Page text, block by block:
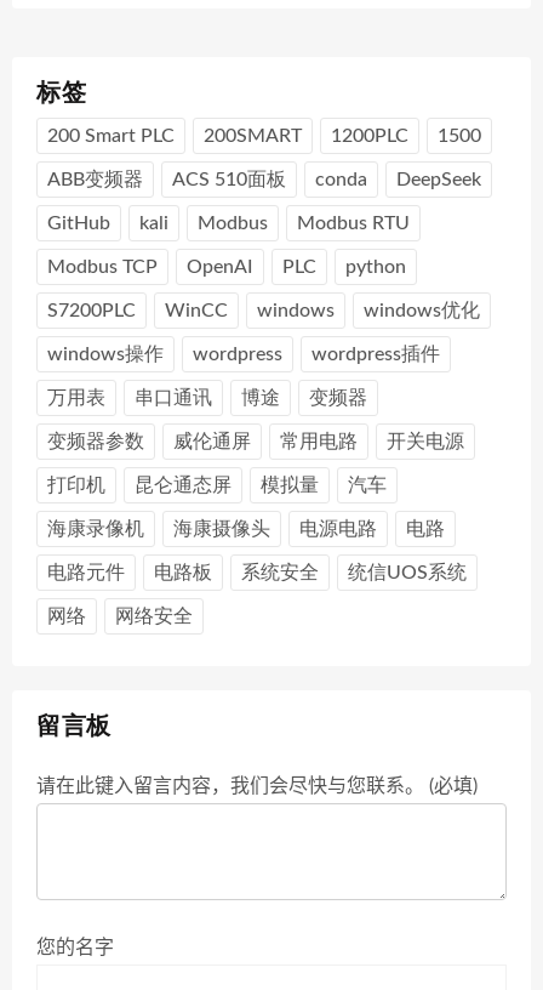
标签
200 Smart PLC 200SMART 1200PLC 1500
ABB变频器 ACS 510面板 conda DeepSeek
GitHub kali Modbus Modbus RTU
Modbus TCP OpenAI PLC python
S7200PLC WinCC windows windows优化
windows操作 wordpress wordpress插件
万用表 串口通讯 博途 变频器
变频器参数 威伦通屏 常用电路 开关电源
打印机 昆仑通态屏 模拟量 汽车
海康录像机 海康摄像头 电源电路 电路
电路元件 电路板 系统安全 统信UOS系统
网络 网络安全
留言板
请在此键入留言内容，我们会尽快与您联系。 (必填)
您的名字